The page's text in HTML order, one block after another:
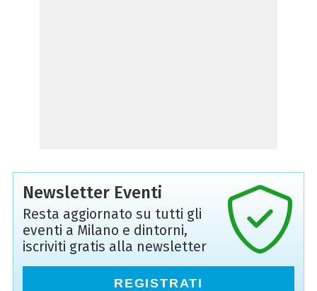
Newsletter Eventi
Resta aggiornato su tutti gli
eventi a Milano e dintorni,
iscriviti gratis alla newsletter
REGISTRATI